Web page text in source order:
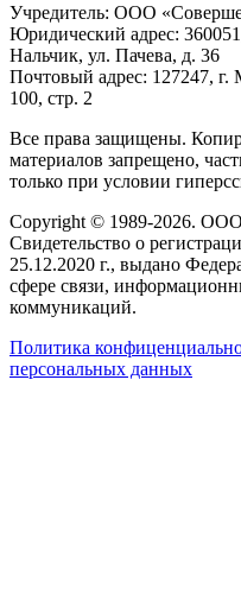
Учредитель: ООО
Юридический адрес:
Нальчик, ул. Пачева, д. 36
Почтовый адрес: 127247, г.
100, стр. 2
Все права защищены.
материалов запрещено,
только при условии
Copyright © 1989-2026.
Свидетельство о
25.12.2020 г., выдано
сфере связи,
коммуникаций.
Политика
персональных данных